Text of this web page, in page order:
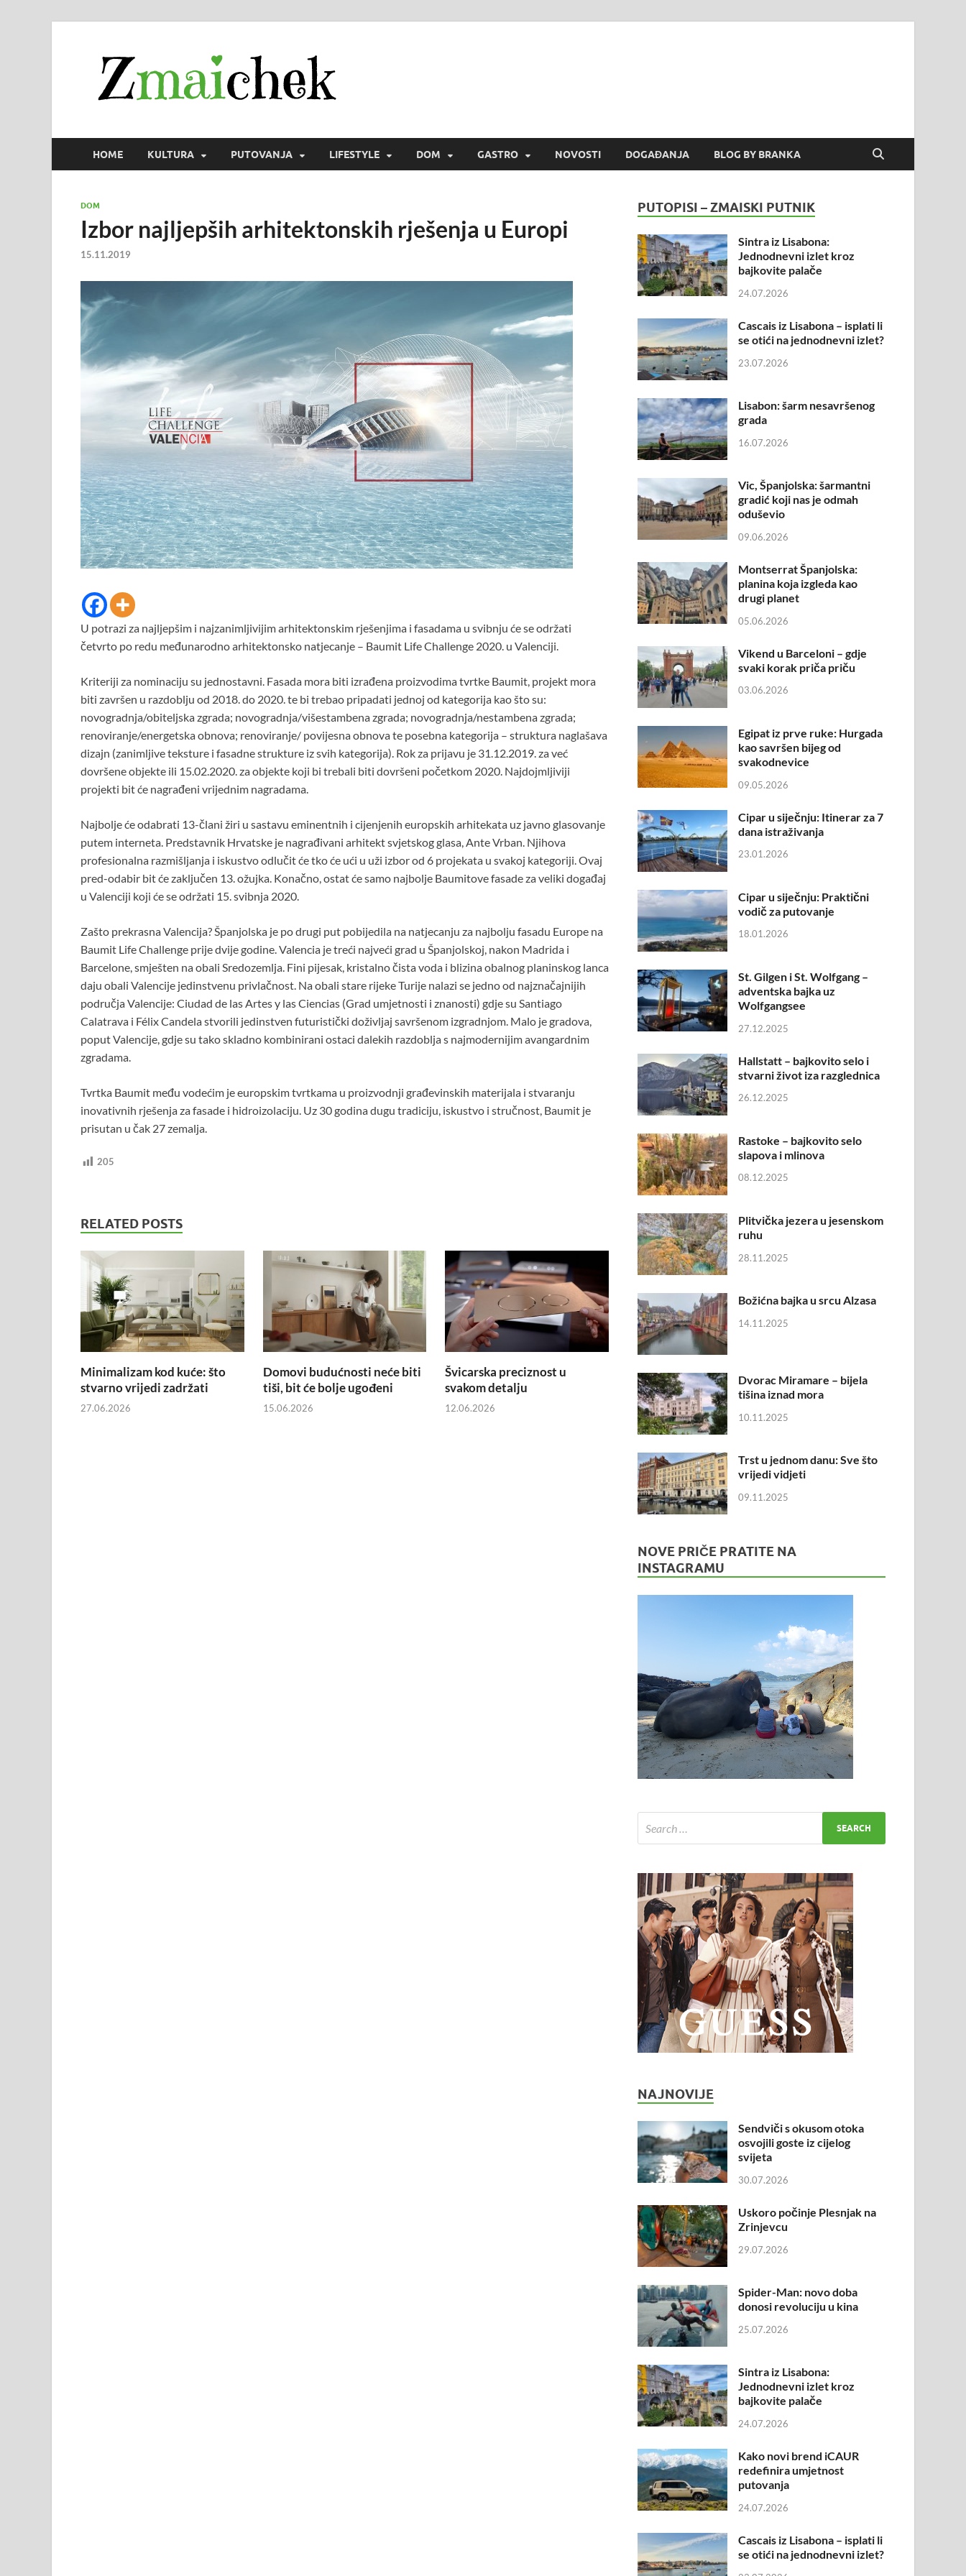
HOME KULTURA PUTOVANJA LIFESTYLE DOM GASTRO NOVOSTI DOGAĐANJA BLOG BY BRANKA
DOM
Izbor najljepših arhitektonskih rješenja u Europi
15.11.2019
U potrazi za najljepšim i najzanimljivijim arhitektonskim rješenjima i fasadama u svibnju će se održati
četvrto po redu međunarodno arhitektonsko natjecanje – Baumit Life Challenge 2020. u Valenciji.
Kriteriji za nominaciju su jednostavni. Fasada mora biti izrađena proizvodima tvrtke Baumit, projekt mora
biti završen u razdoblju od 2018. do 2020. te bi trebao pripadati jednoj od kategorija kao što su:
novogradnja/obiteljska zgrada; novogradnja/višestambena zgrada; novogradnja/nestambena zgrada;
renoviranje/energetska obnova; renoviranje/ povijesna obnova te posebna kategorija – struktura naglašava
dizajn (zanimljive teksture i fasadne strukture iz svih kategorija). Rok za prijavu je 31.12.2019. za već
dovršene objekte ili 15.02.2020. za objekte koji bi trebali biti dovršeni početkom 2020. Najdojmljiviji
projekti bit će nagrađeni vrijednim nagradama.
Najbolje će odabrati 13-člani žiri u sastavu eminentnih i cijenjenih europskih arhitekata uz javno glasovanje
putem interneta. Predstavnik Hrvatske je nagrađivani arhitekt svjetskog glasa, Ante Vrban. Njihova
profesionalna razmišljanja i iskustvo odlučit će tko će ući u uži izbor od 6 projekata u svakoj kategoriji. Ovaj
pred-odabir bit će zaključen 13. ožujka. Konačno, ostat će samo najbolje Baumitove fasade za veliki događaj
u Valenciji koji će se održati 15. svibnja 2020.
Zašto prekrasna Valencija? Španjolska je po drugi put pobijedila na natjecanju za najbolju fasadu Europe na
Baumit Life Challenge prije dvije godine. Valencia je treći najveći grad u Španjolskoj, nakon Madrida i
Barcelone, smješten na obali Sredozemlja. Fini pijesak, kristalno čista voda i blizina obalnog planinskog lanca
daju obali Valencije jedinstvenu privlačnost. Na obali stare rijeke Turije nalazi se jedno od najznačajnijih
područja Valencije: Ciudad de las Artes y las Ciencias (Grad umjetnosti i znanosti) gdje su Santiago
Calatrava i Félix Candela stvorili jedinstven futuristički doživljaj savršenom izgradnjom. Malo je gradova,
poput Valencije, gdje su tako skladno kombinirani ostaci dalekih razdoblja s najmodernijim avangardnim
zgradama.
Tvrtka Baumit među vodećim je europskim tvrtkama u proizvodnji građevinskih materijala i stvaranju
inovativnih rješenja za fasade i hidroizolaciju. Uz 30 godina dugu tradiciju, iskustvo i stručnost, Baumit je
prisutan u čak 27 zemalja.
205
RELATED POSTS
Minimalizam kod kuće: što
stvarno vrijedi zadržati
27.06.2026
Domovi budućnosti neće biti
tiši, bit će bolje ugođeni
15.06.2026
Švicarska preciznost u
svakom detalju
12.06.2026
PUTOPISI – ZMAISKI PUTNIK
Sintra iz Lisabona:
Jednodnevni izlet kroz
bajkovite palače
24.07.2026
Cascais iz Lisabona – isplati li
se otići na jednodnevni izlet?
23.07.2026
Lisabon: šarm nesavršenog
grada
16.07.2026
Vic, Španjolska: šarmantni
gradić koji nas je odmah
oduševio
09.06.2026
Montserrat Španjolska:
planina koja izgleda kao
drugi planet
05.06.2026
Vikend u Barceloni – gdje
svaki korak priča priču
03.06.2026
Egipat iz prve ruke: Hurgada
kao savršen bijeg od
svakodnevice
09.05.2026
Cipar u siječnju: Itinerar za 7
dana istraživanja
23.01.2026
Cipar u siječnju: Praktični
vodič za putovanje
18.01.2026
St. Gilgen i St. Wolfgang –
adventska bajka uz
Wolfgangsee
27.12.2025
Hallstatt – bajkovito selo i
stvarni život iza razglednica
26.12.2025
Rastoke – bajkovito selo
slapova i mlinova
08.12.2025
Plitvička jezera u jesenskom
ruhu
28.11.2025
Božićna bajka u srcu Alzasa
14.11.2025
Dvorac Miramare – bijela
tišina iznad mora
10.11.2025
Trst u jednom danu: Sve što
vrijedi vidjeti
09.11.2025
NOVE PRIČE PRATITE NA
INSTAGRAMU
NAJNOVIJE
Sendviči s okusom otoka
osvojili goste iz cijelog
svijeta
30.07.2026
Uskoro počinje Plesnjak na
Zrinjevcu
29.07.2026
Spider-Man: novo doba
donosi revoluciju u kina
25.07.2026
Sintra iz Lisabona:
Jednodnevni izlet kroz
bajkovite palače
24.07.2026
Kako novi brend iCAUR
redefinira umjetnost
putovanja
24.07.2026
Cascais iz Lisabona – isplati li
se otići na jednodnevni izlet?